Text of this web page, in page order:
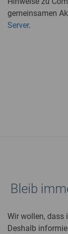
gemeinsamen
Server.
Bleib
Wir wollen, dass
Deshalb